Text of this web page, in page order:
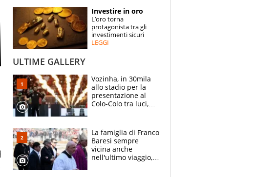
ESPERTI
CONTATTI
Investire in oro
L’oro torna
protagonista tra gli
investimenti sicuri
LEGGI
ULTIME GALLERY
Vozinha, in 30mila
allo stadio per la
presentazione al
Colo-Colo tra luci,
La famiglia di Franco
Baresi sempre
vicina anche
nell'ultimo viaggio,